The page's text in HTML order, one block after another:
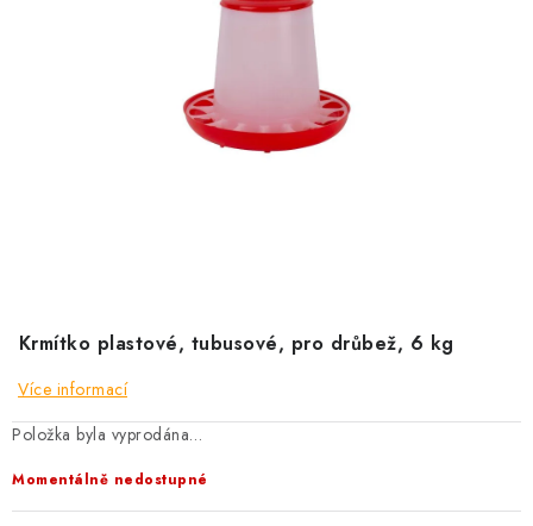
ZNAČKY
Slevy Naše prodejna
Doprava a platba
Podmínky ochrany osobních údajů
Krmítko plastové, tubusové, pro drůbež, 6 kg
Více informací
Položka byla vyprodána…
Momentálně nedostupné